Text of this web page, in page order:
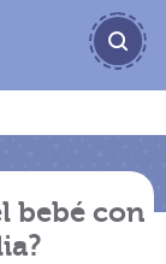
bebé con